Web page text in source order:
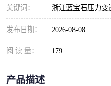
关键词： 浙江蓝宝石压力变
发布日期： 2026-08-08
阅 读 量： 179
产品描述